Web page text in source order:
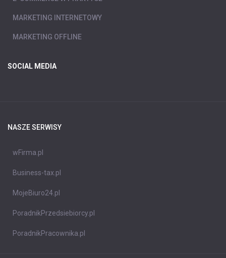
MARKETING INTERNETOWY
MARKETING OFFLINE
SOCIAL MEDIA
NASZE SERWISY
wFirma.pl
Business-tax.pl
MojeBiuro24.pl
PoradnikPrzedsiebiorcy.pl
PoradnikPracownika.pl